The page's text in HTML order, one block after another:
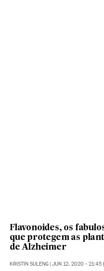
Flavonoides, os
que protegem as
de Alzheimer
KRISTIN SULENG JUN 12, 2020 - 21:45